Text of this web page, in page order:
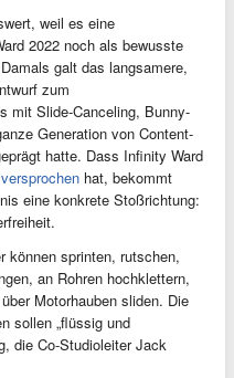
weil es eine
2022 noch als bewusste
galt das langsamere,
zum
mit Slide-Canceling, Bunny-
Generation von Content-
hatte. Dass Infinity Ward
hat, bekommt
eine konkrete Stoßrichtung:
können sprinten, rutschen,
an Rohren hochklettern,
Motorhauben sliden. Die
sollen „flüssig und
die Co-Studioleiter Jack